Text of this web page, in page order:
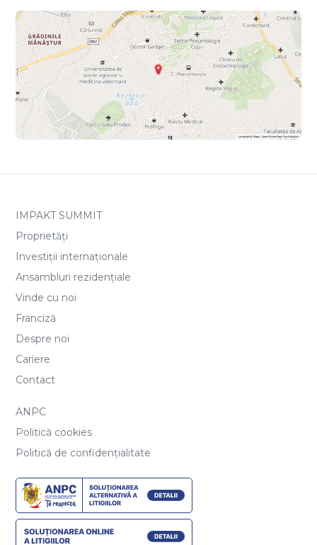
IMPAKT SUMMIT
Proprietăți
Investiții internaționale
Ansambluri rezidențiale
Vinde cu noi
Franciză
Despre noi
Cariere
Contact
ANPC
Politică cookies
Politică de confidențialitate